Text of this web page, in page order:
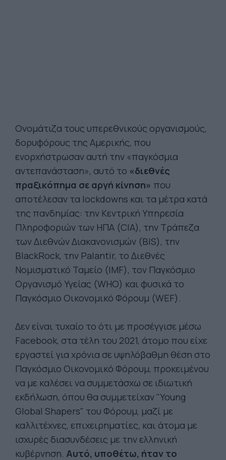
Ονομάτιζα τους υπερεθνικούς οργανισμούς,
δορυφόρους της Αμερικής, που
ενορχήστρωσαν αυτή την «παγκόσμια
αντεπανάσταση», αυτό το «διεθνές
πραξικόπημα σε αργή κίνηση» που
αποτέλεσαν τα lockdowns και τα μέτρα κατά
της πανδημίας: την Κεντρική Υπηρεσία
Πληροφοριών των ΗΠΑ (CIA), την Τράπεζα
των Διεθνών Διακανονισμών (BIS), την
BlackRock, την Palantir, το Διεθνές
Νομισματικό Ταμείο (IMF), τον Παγκόσμιο
Οργανισμό Υγείας (WHO) και φυσικά το
Παγκόσμιο Οικονομικό Φόρουμ (WEF).
Δεν είναι τυχαίο το ότι με προσέγγισε μέσω
Facebook, στα τέλη του 2021, άτομο που είχε
εργαστεί για χρόνια σε υψηλόβαθμη θέση στο
Παγκόσμιο Οικονομικό Φόρουμ, προκειμένου
να με καλέσει να συμμετάσχω σε ιδιωτική
εκδήλωση, όπου θα συμμετείχαν "Young
Global Shapers" του Φόρουμ, μαζί με
καλλιτέχνες, επιχειρηματίες, και άτομα με
ισχυρές διασυνδέσεις με την ελληνική
κυβέρνηση. Αυτό, υποθέτω, ήταν το